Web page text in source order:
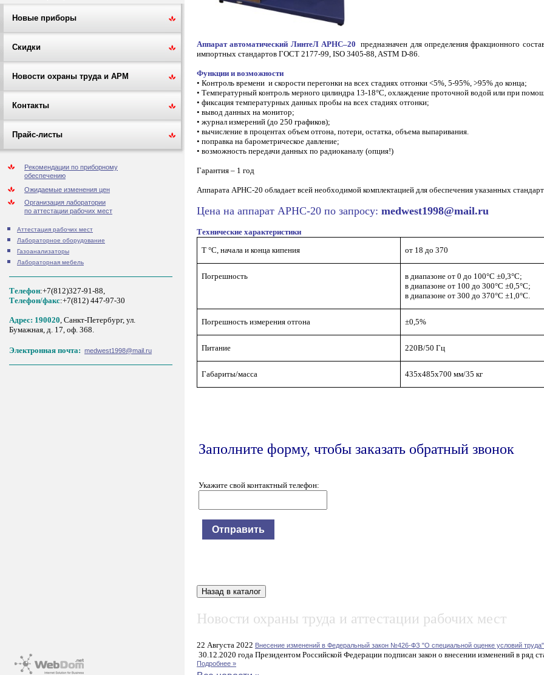
Новые приборы
Скидки
Новости охраны труда и АРМ
Контакты
Прайс-листы
Рекомендации по приборному
обеспечению
Ожидаемые изменения цен
Организация лаборатории
по аттестации рабочих мест
Аттестация рабочих мест
Лабораторное оборудование
Газоанализаторы
Лабораторная мебель
Телефон:+7(812)327-91-88,
Tелефон/факс:+7(812) 447-97-30
Адрес: 190020, Санкт-Петербург, ул.
Бумажная, д. 17, оф. 368.
Электронная почта: medwest1998@mail.ru
Аппарат автоматический ЛинтеЛ АРНС–20 предназначен для определения фракционного
импортных стандартов ГОСТ 2177-99, ISO 3405-88, ASTM D-86.
Функции и возможности
• Контроль времени и скорости перегонки на всех стадиях отгонки <5%, 5-95%, >95% до конца;
• Температурный контроль мерного цилиндра 13-18°С, охлаждение проточной водой или при
• фиксация температурных данных пробы на всех стадиях отгонки;
• вывод данных на монитор;
• журнал измерений (до 250 графиков);
• вычисление в процентах объем отгона, потери, остатка, объема выпаривания.
• поправка на барометрическое давление;
• возможность передачи данных по радиоканалу (опция!)
Гарантия – 1 год
Аппарата АРНС-20 обладает всей необходимой комплектацией для обеспечения указанных
Цена на аппарат АРНС-20 по запросу: medwest1998@mail.ru
Технические характеристики
Т °С, начала и конца кипения
от 18 до 370
Погрешность
в диапазоне от 0 до 100°С ±0,3°С;
в диапазоне от 100 до 300°С ±0,5°С;
в диапазоне от 300 до 370°С ±1,0°С.
Погрешность измерения отгона ±0,5%
Питание 220В/50 Гц
Габариты/масса 435х485х700 мм/35 кг
Заполните форму, чтобы заказать обратный звонок
Укажите свой контактный телефон:
Новости охраны труда и аттестации рабочих мест
22 Августа 2022 Внесение изменений в Федеральный закон №426-ФЗ "О специальной оценке условий труда"
30.12.2020 года Президентом Российской Федерации подписан закон о внесении изменений в ряд
Подробнее »